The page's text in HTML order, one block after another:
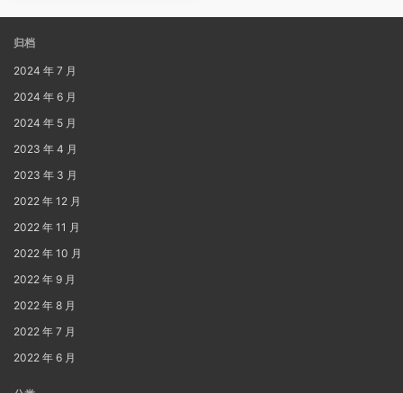
归档
2024 年 7 月
2024 年 6 月
2024 年 5 月
2023 年 4 月
2023 年 3 月
2022 年 12 月
2022 年 11 月
2022 年 10 月
2022 年 9 月
2022 年 8 月
2022 年 7 月
2022 年 6 月